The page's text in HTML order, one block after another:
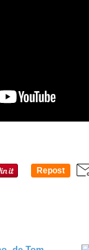
Repost